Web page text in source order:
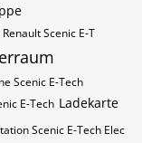
Scenic E-T
Scenic E-Tech
E-Tech Ladekarte
Scenic E-Tech Elec